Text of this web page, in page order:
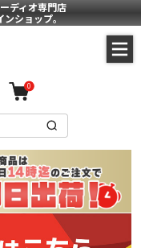
ディオ専門店
ンショップ。
0